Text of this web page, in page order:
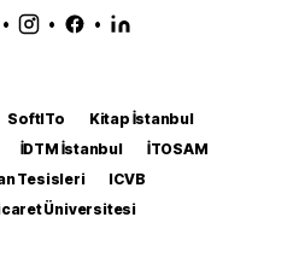
• • •
SoftITo
Kitap İstanbul
İDTM İstanbul
İTOSAM
Tesisleri
ICVB
Üniversitesi